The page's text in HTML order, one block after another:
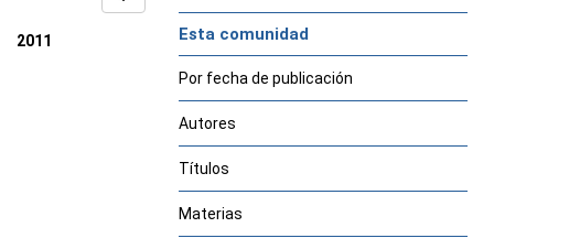
2011 Esta comunidad
Por fecha de publicación
Autores
Títulos
Materias